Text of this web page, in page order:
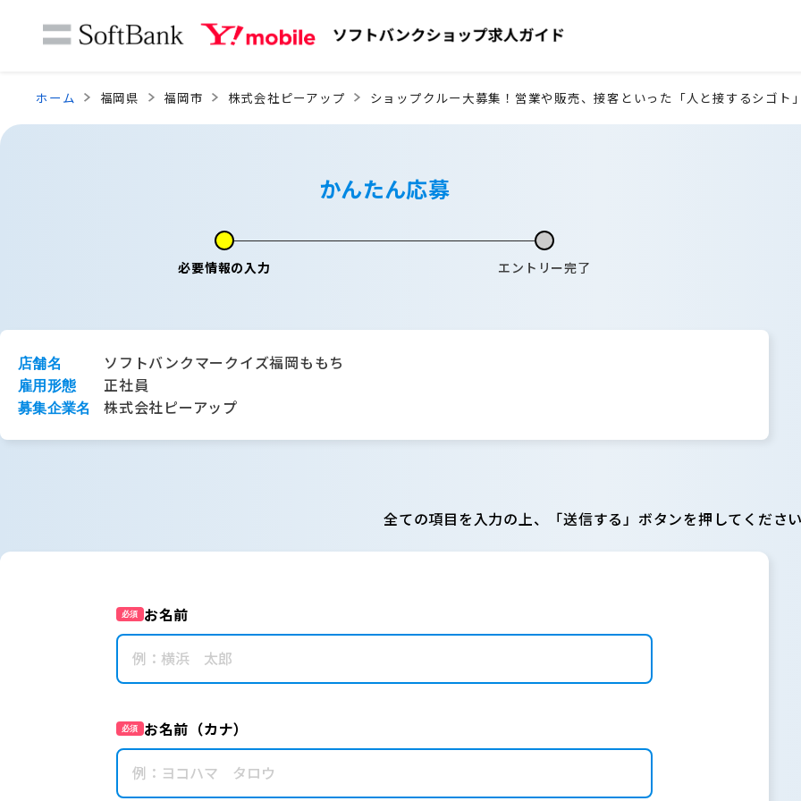
ホーム 福岡県 福岡市 株式会社ピーアップ ショップクルー大募集！営業や販売、接客といった「人と接するシゴト
かんたん応募
必要情報の入力 エントリー完了
店舗名 ソフトバンクマークイズ福岡ももち
雇用形態 正社員
募集企業名 株式会社ピーアップ
全ての項目を入力の上、「送信する」ボタンを押してくださ
必須 お名前
必須 お名前（カナ）